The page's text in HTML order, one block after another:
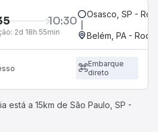
10:30
2d 18h 55min
Osasco, SP -
Belém, PA -
Embarque
direto
está a 15km de São Paulo, SP -